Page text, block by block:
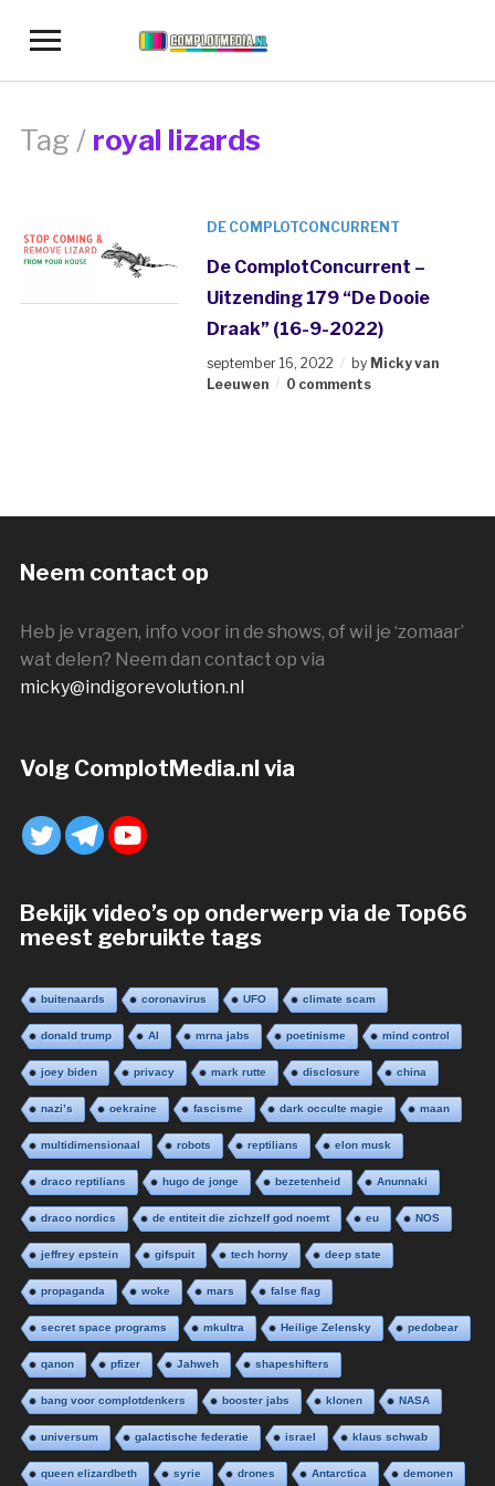
Toggle
navigation
Tag / royal lizards
DE COMPLOTCONCURRENT
De ComplotConcurrent –
Uitzending 179 “De Dooie
Draak” (16-9-2022)
september 16, 2022 by Micky van
Leeuwen
0 comments
Neem contact op
Heb je vragen, info voor in de shows, of wil je ‘zomaar’
wat delen? Neem dan contact op via
micky@indigorevolution.nl
Volg ComplotMedia.nl via
Bekijk video’s op onderwerp via de Top66
meest gebruikte tags
buitenaards coronavirus UFO climate scam
donald trump AI mrna jabs poetinisme mind control
joey biden privacy mark rutte disclosure china
nazi’s oekraine fascisme dark occulte magie maan
multidimensionaal robots reptilians elon musk
draco reptilians hugo de jonge bezetenheid Anunnaki
draco nordics de entiteit die zichzelf god noemt eu NOS
jeffrey epstein gifspuit tech horny deep state
propaganda woke mars false flag
secret space programs mkultra Heilige Zelensky pedobear
qanon pfizer Jahweh shapeshifters
bang voor complotdenkers booster jabs klonen NASA
universum galactische federatie israel klaus schwab
queen elizardbeth syrie drones Antarctica demonen